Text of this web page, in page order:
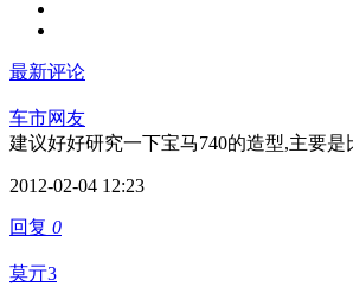
最新评论
车市网友
建议好好研究一下宝马740的造型,主要
2012-02-04 12:23
回复 0
莫亓3